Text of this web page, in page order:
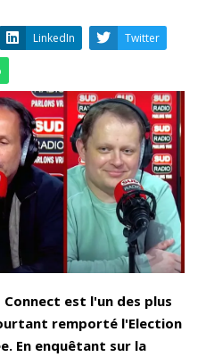
LinkedIn
Connect est l'un des plus
remporté l'Election
En enquêtant sur la